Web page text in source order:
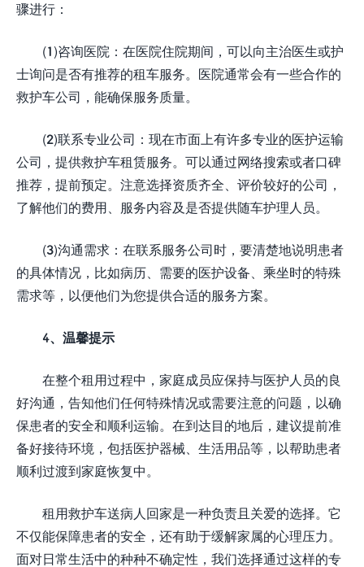
骤进行：
(1)咨询医院：在医院住院期间，可以向主治医生或护
士询问是否有推荐的租车服务。医院通常会有一些合作的
救护车公司，能确保服务质量。
(2)联系专业公司：现在市面上有许多专业的医护运输
公司，提供救护车租赁服务。可以通过网络搜索或者口碑
推荐，提前预定。注意选择资质齐全、评价较好的公司，
了解他们的费用、服务内容及是否提供随车护理人员。
(3)沟通需求：在联系服务公司时，要清楚地说明患者
的具体情况，比如病历、需要的医护设备、乘坐时的特殊
需求等，以便他们为您提供合适的服务方案。
4、温馨提示
在整个租用过程中，家庭成员应保持与医护人员的良
好沟通，告知他们任何特殊情况或需要注意的问题，以确
保患者的安全和顺利运输。在到达目的地后，建议提前准
备好接待环境，包括医护器械、生活用品等，以帮助患者
顺利过渡到家庭恢复中。
租用救护车送病人回家是一种负责且关爱的选择。它
不仅能保障患者的安全，还有助于缓解家属的心理压力。
面对日常生活中的种种不确定性，我们选择通过这样的专